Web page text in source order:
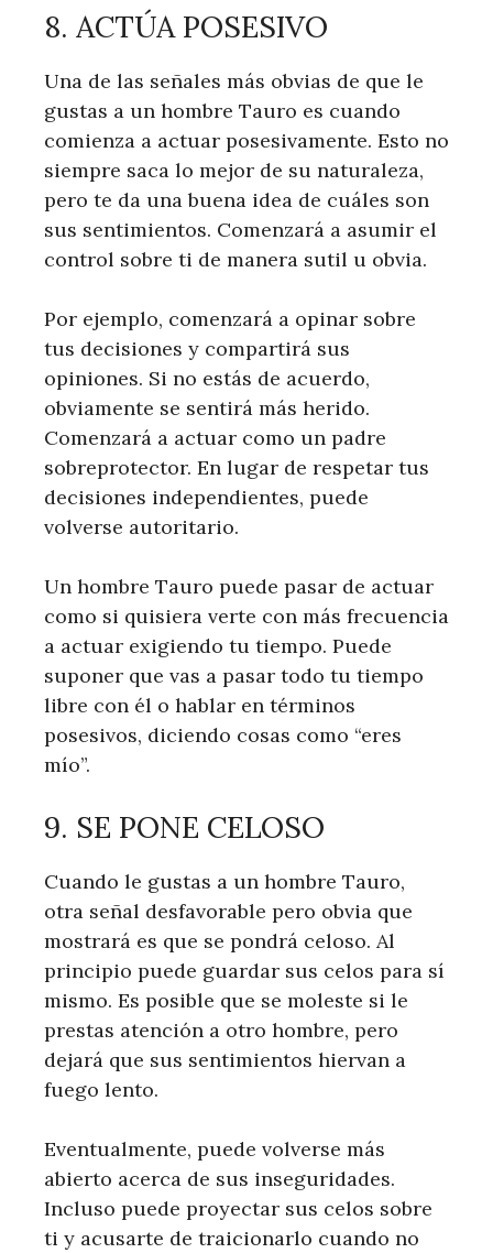
8. ACTÚA POSESIVO
Una de las señales más obvias de que le
gustas a un hombre Tauro es cuando
comienza a actuar posesivamente. Esto no
siempre saca lo mejor de su naturaleza,
pero te da una buena idea de cuáles son
sus sentimientos. Comenzará a asumir el
control sobre ti de manera sutil u obvia.
Por ejemplo, comenzará a opinar sobre
tus decisiones y compartirá sus
opiniones. Si no estás de acuerdo,
obviamente se sentirá más herido.
Comenzará a actuar como un padre
sobreprotector. En lugar de respetar tus
decisiones independientes, puede
volverse autoritario.
Un hombre Tauro puede pasar de actuar
como si quisiera verte con más frecuencia
a actuar exigiendo tu tiempo. Puede
suponer que vas a pasar todo tu tiempo
libre con él o hablar en términos
posesivos, diciendo cosas como “eres
mío”.
9. SE PONE CELOSO
Cuando le gustas a un hombre Tauro,
otra señal desfavorable pero obvia que
mostrará es que se pondrá celoso. Al
principio puede guardar sus celos para sí
mismo. Es posible que se moleste si le
prestas atención a otro hombre, pero
dejará que sus sentimientos hiervan a
fuego lento.
Eventualmente, puede volverse más
abierto acerca de sus inseguridades.
Incluso puede proyectar sus celos sobre
ti y acusarte de traicionarlo cuando no